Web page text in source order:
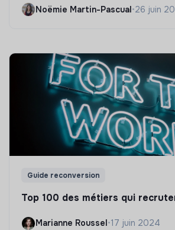
Noëmie Martin-Pascual•26 juin
Guide reconversion
Top 100 des métiers qui
Marianne Roussel •17 juin 2024